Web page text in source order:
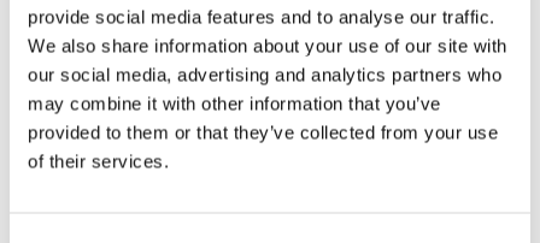
provide social media features and to analyse our traffic.
We also share information about your use of our site with
our social media, advertising and analytics partners who
may combine it with other information that you’ve
provided to them or that they’ve collected from your use
of their services.
216 m²
Sup. construida
91 m²
Sup. terreno
Dormitorios Baños